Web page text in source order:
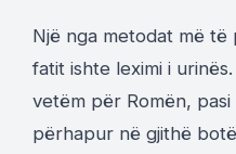
Një nga metodat më
fatit ishte leximi i
vetëm për Romën,
përhapur në gjithë